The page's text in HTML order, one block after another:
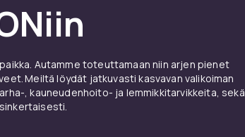
Autamme toteuttamaan niin arjen pienet
Meiltä löydät jatkuvasti kasvavan valikoiman
, kauneudenhoito- ja lemmikkitarvikkeita, sekä